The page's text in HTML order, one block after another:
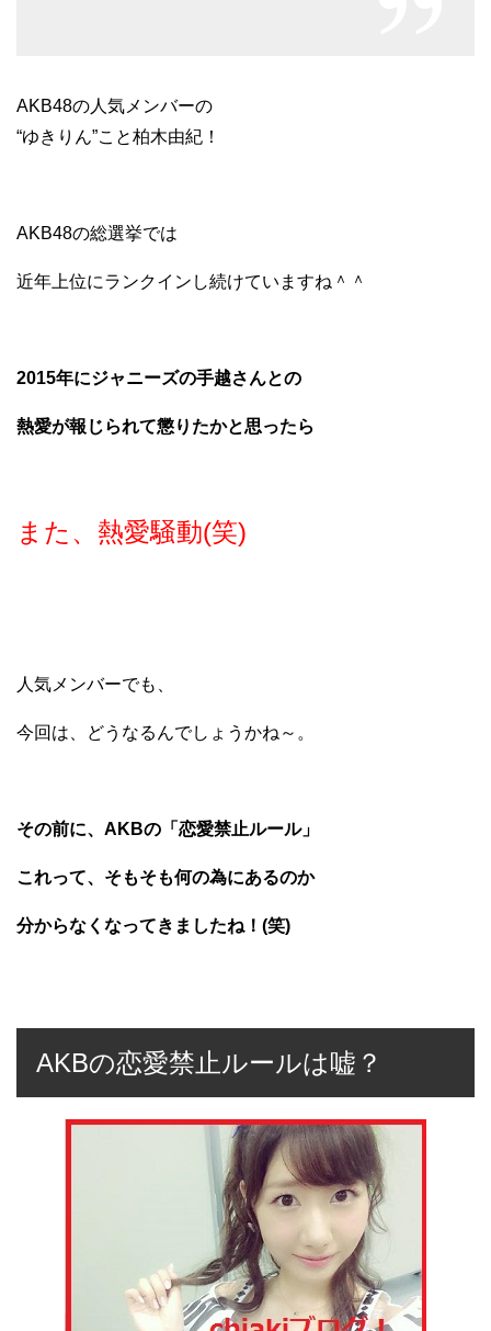
AKB48の人気メンバーの
“ゆきりん”こと柏木由紀！
AKB48の総選挙では
近年上位にランクインし続けていますね＾＾
2015年にジャニーズの手越さんとの
熱愛が報じられて懲りたかと思ったら
また、熱愛騒動(笑)
人気メンバーでも、
今回は、どうなるんでしょうかね～。
その前に、AKBの「恋愛禁止ルール」
これって、そもそも何の為にあるのか
分からなくなってきましたね！(笑)
AKBの恋愛禁止ルールは嘘？